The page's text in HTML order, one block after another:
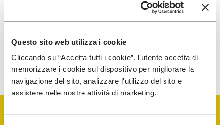
Questo sito web utilizza i cookie
Cliccando su “Accetta tutti i cookie”, l'utente accetta di
memorizzare i cookie sul dispositivo per migliorare la
navigazione del sito, analizzare l'utilizzo del sito e
assistere nelle nostre attività di marketing.
traitement de mes données personnelles afin de
consulter notre Politique de confidentialité. Vous pouvez vous
désinscrire à tout moment.